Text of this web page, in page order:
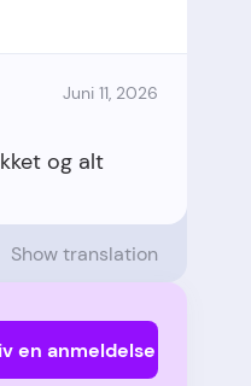
Juni 11, 2026
og alt
Show translation
en anmeldelse